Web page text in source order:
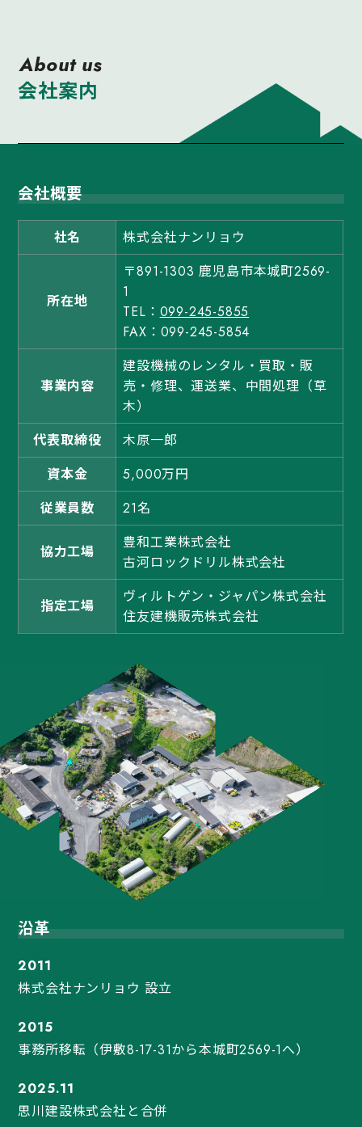
About us
会社案内
会社概要
社名 株式会社ナンリョウ
所在地
〒891-1303 鹿児島市本城町2569-
1
TEL： 099-245-5855
FAX：099-245-5854
事業内容
建設機械のレンタル・買取・販
売・修理、運送業、中間処理（草
木）
代表取締役
木原一郎
資本金
5,000万円
従業員数
21名
協力工場
豊和工業株式会社
古河ロックドリル株式会社
指定工場
ヴィルトゲン・ジャパン株式会社
住友建機販売株式会社
沿革
2011
株式会社ナンリョウ 設立
2015
事務所移転（伊敷8-17-31から本城町2569-1へ）
2025.11
思川建設株式会社と合併